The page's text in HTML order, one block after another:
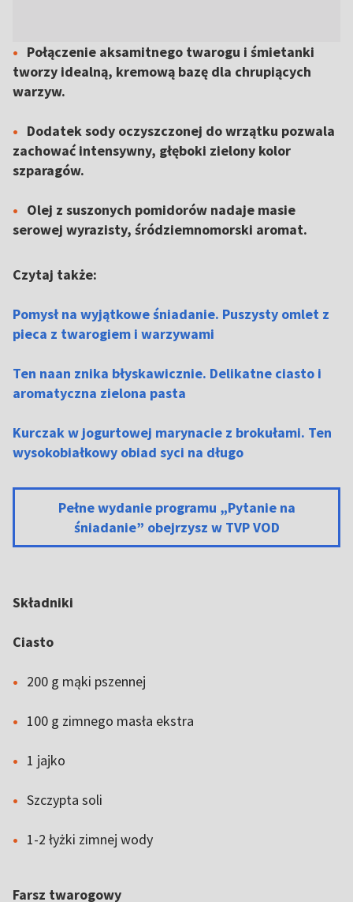
Połączenie aksamitnego twarogu i śmietanki
tworzy idealną, kremową bazę dla chrupiących
warzyw.
Dodatek sody oczyszczonej do wrzątku pozwala
zachować intensywny, głęboki zielony kolor
szparagów.
Olej z suszonych pomidorów nadaje masie
serowej wyrazisty, śródziemnomorski aromat.
Czytaj także:
Pomysł na wyjątkowe śniadanie. Puszysty omlet z
pieca z twarogiem i warzywami
Ten naan znika błyskawicznie. Delikatne ciasto i
aromatyczna zielona pasta
Kurczak w jogurtowej marynacie z brokułami. Ten
wysokobiałkowy obiad syci na długo
Pełne wydanie programu „Pytanie na
śniadanie” obejrzysz w TVP VOD
Składniki
Ciasto
200 g mąki pszennej
100 g zimnego masła ekstra
1 jajko
Szczypta soli
1-2 łyżki zimnej wody
Farsz twarogowy